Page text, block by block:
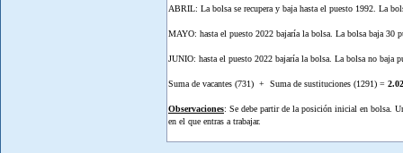
ABRIL: La bolsa se recupera y baja hasta el puesto 1992. La
MAYO: hasta el puesto 2022 bajaría la bolsa. La bolsa baja 30
JUNIO: hasta el puesto 2022 bajaría la bolsa. La bolsa no baja
Suma de vacantes (731) + Suma de sustituciones (1291) =
Observaciones: Se debe partir de la posición inicial en bolsa.
en el que entras a trabajar.